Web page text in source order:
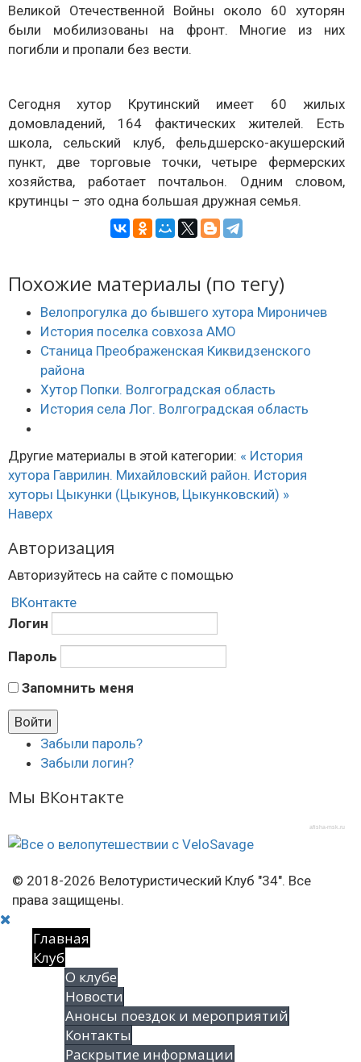
Великой Отечественной Войны около 60 хуторян
были мобилизованы на фронт. Многие из них
погибли и пропали без вести.
Сегодня хутор Крутинский имеет 60 жилых
домовладений, 164 фактических жителей. Есть
школа, сельский клуб, фельдшерско-акушерский
пункт, две торговые точки, четыре фермерских
хозяйства, работает почтальон. Одним словом,
крутинцы – это одна большая дружная семья.
Похожие материалы (по тегу)
Велопрогулка до бывшего хутора Мироничев
История поселка совхоза АМО
Станица Преображенская Киквидзенского
района
Хутор Попки. Волгоградская область
История села Лог. Волгоградская область
Другие материалы в этой категории: « История
хутора Гаврилин. Михайловский район. История
хуторы Цыкунки (Цыкунов, Цыкунковский) »
Наверх
Авторизация
Авторизуйтесь на сайте с помощью
ВКонтакте
Логин
Пароль
Запомнить меня
Забыли пароль?
Забыли логин?
Мы ВКонтакте
afisha-msk.ru
© 2018-2026 Велотуристический Клуб "34". Все
права защищены.
Главная
Клуб
О клубе
Новости
Анонсы поездок и мероприятий
Контакты
Раскрытие информации